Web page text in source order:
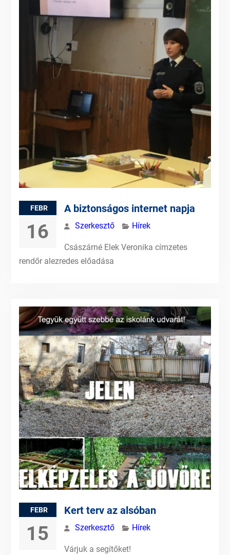
FEBR
16
A biztonságos internet napja
Szerkesztő Hírek
Császárné Elek Veronika címzetes
rendőr alezredes előadása
FEBR
15
Kert terv az alsóban
Szerkesztő Hírek
Várjuk a segítőket!